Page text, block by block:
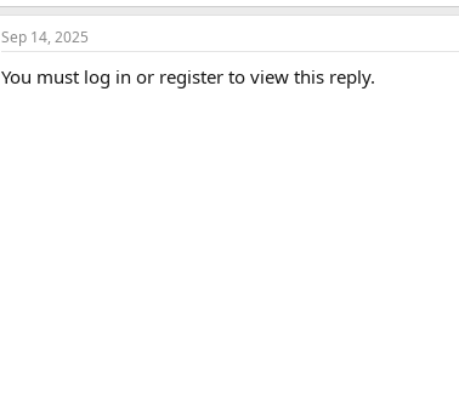
Sep 14, 2025
You must log in or register to view this reply.